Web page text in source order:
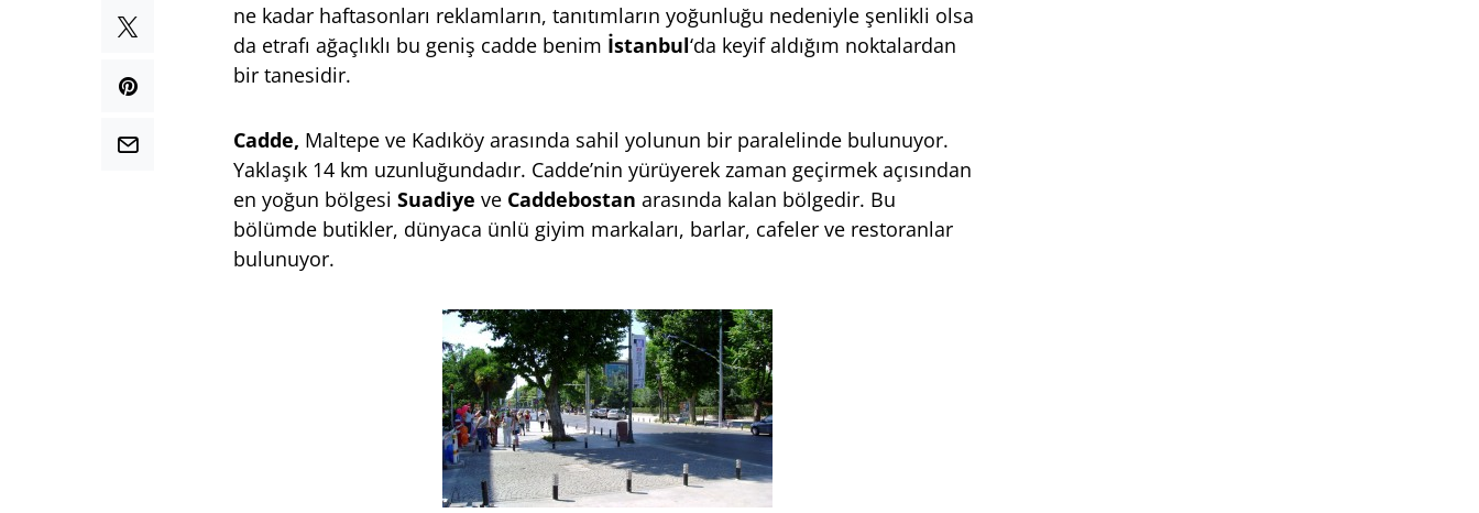
ne kadar haftasonları reklamların, tanıtımların yoğunluğu nedeniyle şenlikli olsa
da etrafı ağaçlıklı bu geniş cadde benim İstanbul‘da keyif aldığım noktalardan
bir tanesidir.
Cadde, Maltepe ve Kadıköy arasında sahil yolunun bir paralelinde bulunuyor.
Yaklaşık 14 km uzunluğundadır. Cadde’nin yürüyerek zaman geçirmek açısından
en yoğun bölgesi Suadiye ve Caddebostan arasında kalan bölgedir. Bu
bölümde butikler, dünyaca ünlü giyim markaları, barlar, cafeler ve restoranlar
bulunuyor.